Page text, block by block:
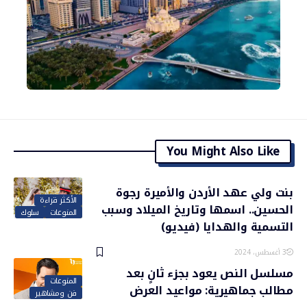
You Might Also Like
الأكثر قراءة
المنوعات
سلوك
بنت ولي عهد الأردن والأميرة رجوة
الحسين.. اسمها وتاريخ الميلاد وسبب
التسمية والهدايا (فيديو)
3 أغسطس، 2024
المنوعات
فن ومشاهير
مسلسل النص يعود بجزء ثانٍ بعد
مطالب جماهيرية: مواعيد العرض